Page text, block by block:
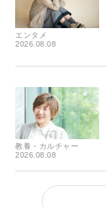
エンタメ
2026.08.08
教養・カルチャー
2026.08.08